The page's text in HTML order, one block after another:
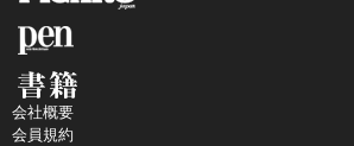
会社概要
会員規約